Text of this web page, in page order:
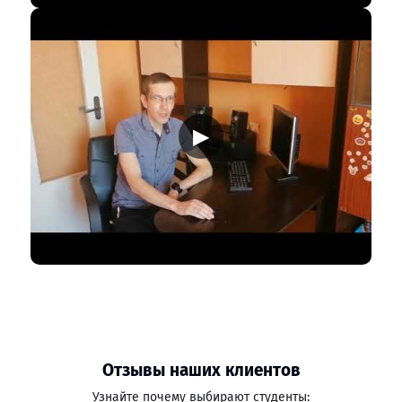
▶
Отзывы наших клиентов
Узнайте почему выбирают студенты: